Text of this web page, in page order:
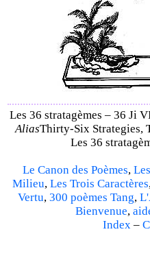
Les 36 stratagèmes – 36 Ji
AliasThirty-Six Strategies,
Les 36
Le Canon des Poèmes,
Milieu, Les Trois Caractères
Vertu, 300 poèmes Tang,
Bienvenue,
Index–